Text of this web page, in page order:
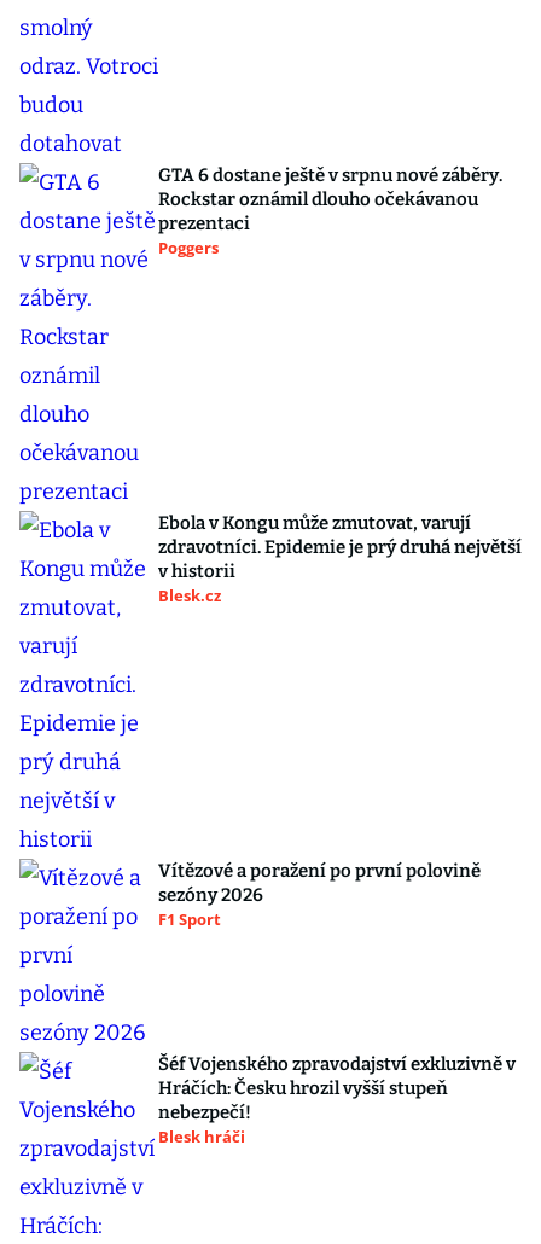
GTA 6 dostane ještě v srpnu nové záběry.
Rockstar oznámil dlouho očekávanou
prezentaci
Poggers
Ebola v Kongu může zmutovat, varují
zdravotníci. Epidemie je prý druhá největší
v historii
Blesk.cz
Vítězové a poražení po první polovině
sezóny 2026
F1 Sport
Šéf Vojenského zpravodajství exkluzivně v
Hráčích: Česku hrozil vyšší stupeň
nebezpečí!
Blesk hráči